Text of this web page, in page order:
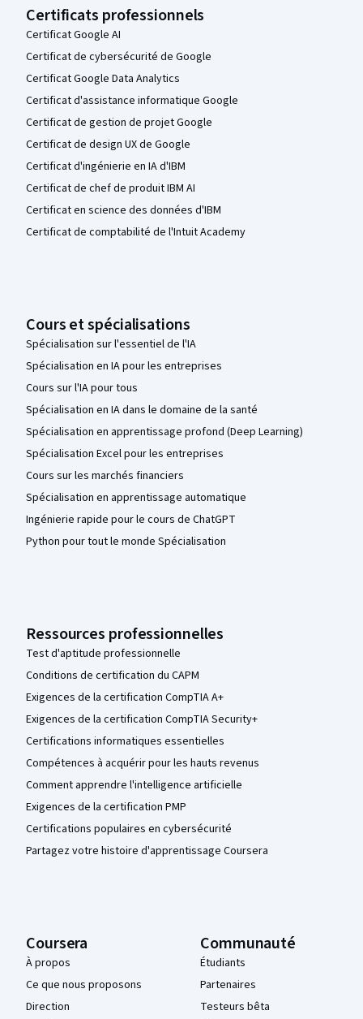
Certificats professionnels
Certificat Google AI
Certificat de cybersécurité de Google
Certificat Google Data Analytics
Certificat d'assistance informatique Google
Certificat de gestion de projet Google
Certificat de design UX de Google
Certificat d'ingénierie en IA d'IBM
Certificat de chef de produit IBM AI
Certificat en science des données d'IBM
Certificat de comptabilité de l'Intuit Academy
Cours et spécialisations
Spécialisation sur l'essentiel de l'IA
Spécialisation en IA pour les entreprises
Cours sur l'IA pour tous
Spécialisation en IA dans le domaine de la santé
Spécialisation en apprentissage profond (Deep Learning)
Spécialisation Excel pour les entreprises
Cours sur les marchés financiers
Spécialisation en apprentissage automatique
Ingénierie rapide pour le cours de ChatGPT
Python pour tout le monde Spécialisation
Ressources professionnelles
Test d'aptitude professionnelle
Conditions de certification du CAPM
Exigences de la certification CompTIA A+
Exigences de la certification CompTIA Security+
Certifications informatiques essentielles
Compétences à acquérir pour les hauts revenus
Comment apprendre l'intelligence artificielle
Exigences de la certification PMP
Certifications populaires en cybersécurité
Partagez votre histoire d'apprentissage Coursera
Coursera
À propos
Ce que nous proposons
Direction
Communauté
Étudiants
Partenaires
Testeurs bêta